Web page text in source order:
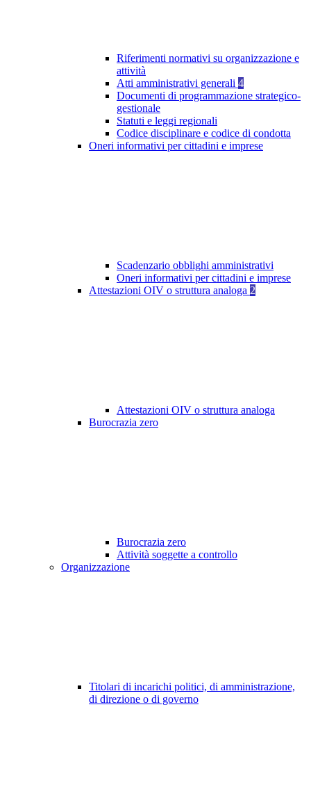
Riferimenti normativi su organizzazione e
attività
Atti amministrativi generali 4
Documenti di programmazione strategico-
gestionale
Statuti e leggi regionali
Codice disciplinare e codice di condotta
Oneri informativi per cittadini e imprese
Scadenzario obblighi amministrativi
Oneri informativi per cittadini e imprese
Attestazioni OIV o struttura analoga 2
Attestazioni OIV o struttura analoga
Burocrazia zero
Burocrazia zero
Attività soggette a controllo
Organizzazione
Titolari di incarichi politici, di amministrazione,
di direzione o di governo